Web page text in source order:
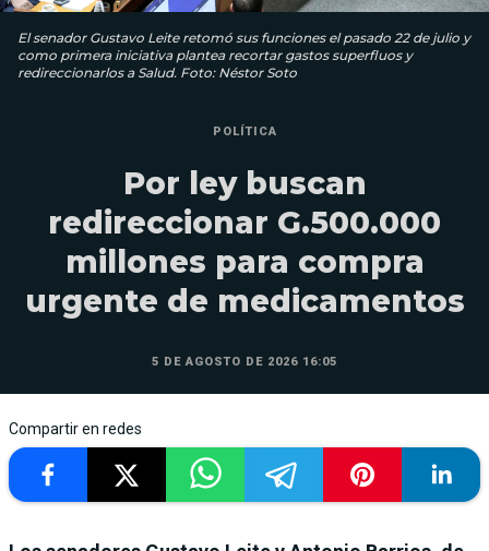
El senador Gustavo Leite retomó sus funciones el pasado 22 de julio y
como primera iniciativa plantea recortar gastos superfluos y
redireccionarlos a Salud. Foto: Néstor Soto
POLÍTICA
Por ley buscan
redireccionar G.500.000
millones para compra
urgente de medicamentos
5 DE AGOSTO DE 2026 16:05
Compartir en redes